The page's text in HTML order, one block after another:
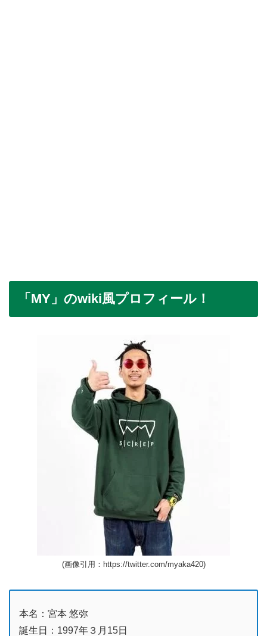
「MY」のwiki風プロフィール！
(画像引用：https://twitter.com/myaka420)
本名：宮本 悠弥
誕生日：1997年３月15日